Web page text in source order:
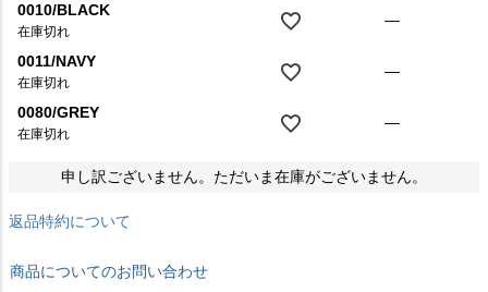
0010/BLACK
在庫切れ
—
0011/NAVY
在庫切れ
—
0080/GREY
在庫切れ
—
申し訳ございません。ただいま在庫がございません。
返品特約について
商品についてのお問い合わせ